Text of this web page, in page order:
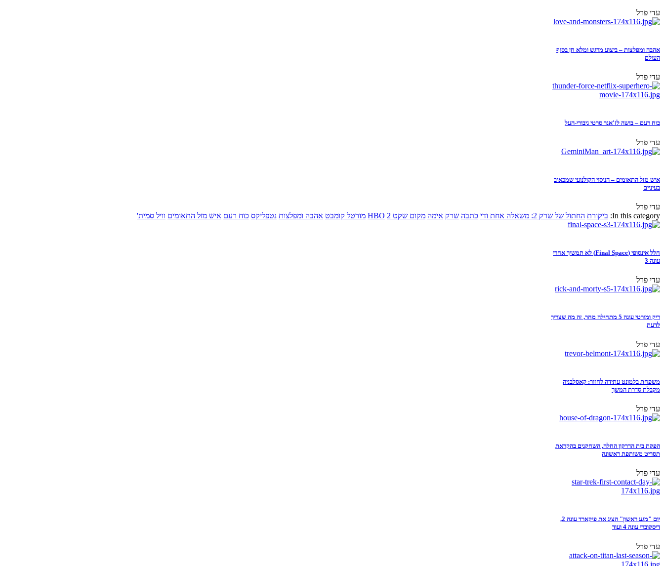
עדי פרל
אהבה ומפלצות – ביצוע מרגש ומלא חן בסוף
העולם
עדי פרל
כוח רעם – בושה לז'אנר סרטי גיבורי-העל
עדי פרל
איש מזל התאומים – הניסוי הקולנועי שמכאיב
בעיניים
עדי פרל
In this category: ביקורת החתול של שרק 2: משאלה אחת ודי כתבה שרק אימה מקום שקט 2 HBO מורטל קומבט אהבה ומפלצות נטפליקס כוח רעם איש מזל התאומים וויל סמית'
חלל אינסופי (Final Space) לא תמשיך אחרי
עונה 3
עדי פרל
ריק ומורטי עונה 5 מתחילה מחר, זה מה שצריך
לדעת
עדי פרל
משפחת בלמונט עתידה לחזור: קאסלבניה
מקבלת סדרת המשך
עדי פרל
הפקת בית הדרקון החלה, השחקנים בהקראת
תסריט משותפת ראשונה
עדי פרל
יום "מגע ראשון" הציג את פיקארד עונה 2,
דיסקוברי עונה 4 ועוד
עדי פרל